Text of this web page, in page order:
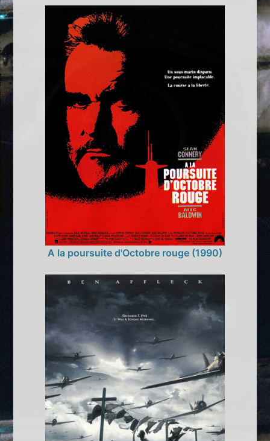
A la poursuite d'Octobre rouge (1990)